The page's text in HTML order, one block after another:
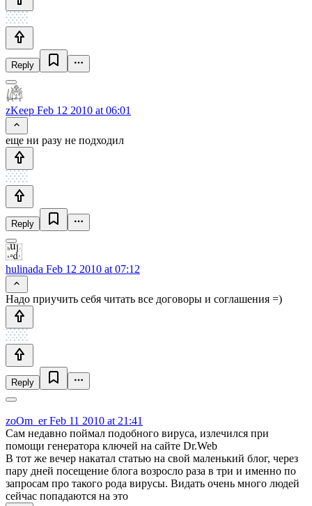
Reply
zKeep Feb 12 2010 at 06:01
еще ни разу не подходил
Reply
hulinada Feb 12 2010 at 07:12
Надо приучить себя читать все договоры и соглашения =)
Reply
zoOm_erFeb 11 2010 at 21:41
Сам недавно поймал подобного вируса, излечился при
помощи генератора ключей на сайте Dr.Web
В тот же вечер накатал статью на свой маленький блог, через
пару дней посещение блога возросло раза в три и именно по
запросам про такого рода вирусы. Видать очень много людей
сейчас попадаются на это